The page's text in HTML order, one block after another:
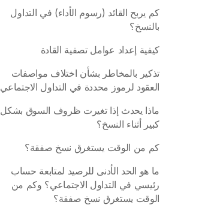
بالنسخ؟
كيفية إعداد عوامل تصفية القادة
العقود لرموز محددة في التداول الاجتماعي
كبير أثناء النسخ؟
كم من الوقت يستغرق نسخ صفقة؟
الوقت يستغرق نسخ صفقة؟